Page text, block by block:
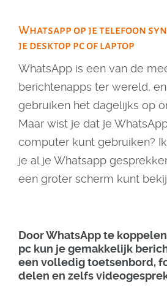
Whatsapp op je telefoon
je desktop pc of laptop
WhatsApp is een van de
berichtenapps ter wereld,
gebruiken het dagelijks op
Maar wist je dat je
computer kunt gebruiken?
je al je Whatsapp
een groter scherm kunt
Door WhatsApp te
pc kun je gemakkelijk
een volledig toetsenbord,
delen en zelfs